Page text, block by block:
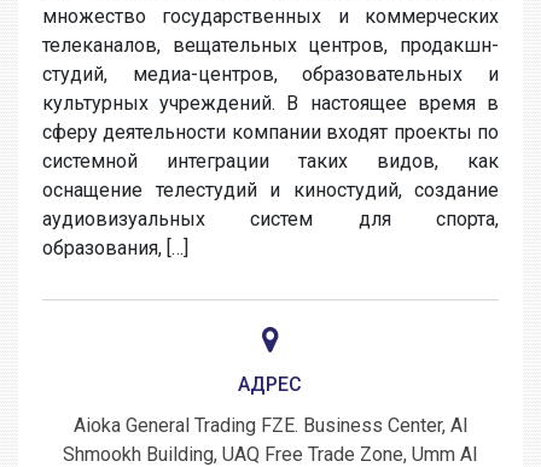
множество государственных и коммерческих
телеканалов, вещательных центров, продакшн-
студий, медиа-центров, образовательных и
культурных учреждений. В настоящее время в
сферу деятельности компании входят проекты по
системной интеграции таких видов, как
оснащение телестудий и киностудий, создание
аудиовизуальных систем для спорта,
образования, […]
АДРЕС
Aioka General Trading FZE. Business Center, Al
Shmookh Building, UAQ Free Trade Zone, Umm Al